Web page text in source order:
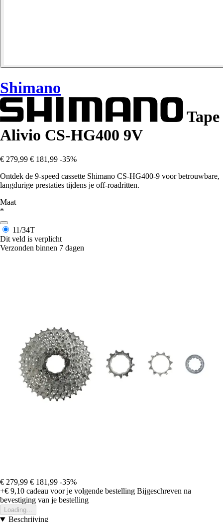
Shimano
Tape
Alivio CS-HG400 9V
€ 279,99 € 181,99 -35%
Ontdek de 9-speed cassette Shimano CS-HG400-9 voor betrouwbare,
langdurige prestaties tijdens je off-roadritten.
Maat
*
11/34T
Dit veld is verplicht
Verzonden binnen 7 dagen
€ 279,99 € 181,99 -35%
+€ 9,10 cadeau voor je volgende bestelling Bijgeschreven na
bevestiging van je bestelling
Loading...
Beschrijving